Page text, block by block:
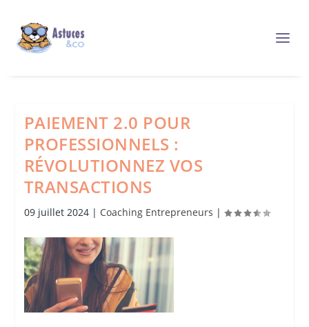
PAIEMENT 2.0 POUR
PROFESSIONNELS :
RÉVOLUTIONNEZ VOS
TRANSACTIONS
09 juillet 2024| Coaching Entrepreneurs |